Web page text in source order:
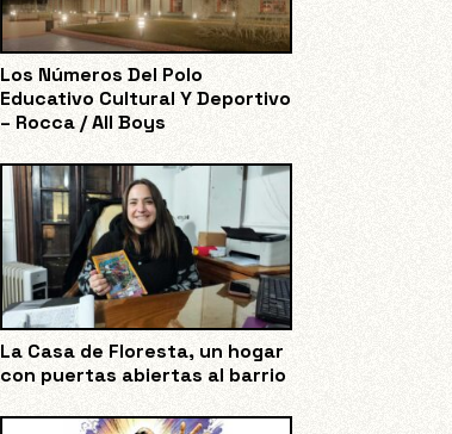
Los Números Del Polo
Educativo Cultural Y Deportivo
– Rocca / All Boys
La Casa de Floresta, un hogar
con puertas abiertas al barrio